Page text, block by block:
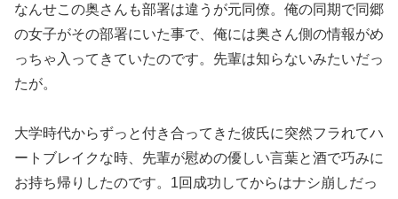
なんせこの奥さんも部署は違うが元同僚。俺の同期で同郷
の女子がその部署にいた事で、俺には奥さん側の情報がめ
っちゃ入ってきていたのです。先輩は知らないみたいだっ
たが。
大学時代からずっと付き合ってきた彼氏に突然フラれてハ
ートブレイクな時、先輩が慰めの優しい言葉と酒で巧みに
お持ち帰りしたのです。1回成功してからはナシ崩しだっ